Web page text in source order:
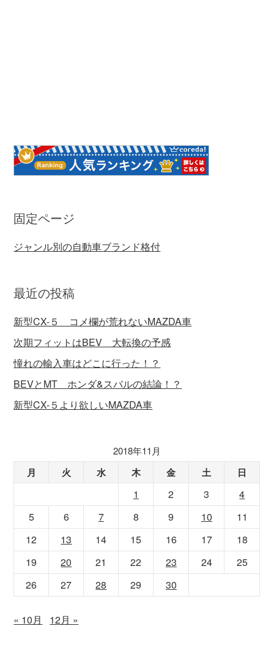
固定ページ
ジャンル別の自動車ブランド格付
最近の投稿
新型CX-５ コメ欄が荒れないMAZDA車
次期フィットはBEV 大転換の予感
憧れの輸入車はどこに行った！？
BEVとMT ホンダ&スバルの結論！？
新型CX-５より欲しいMAZDA車
2018年11月
月 火 水 木 金 土 日
1 2 3
4
5
6 7 8 9 10
11
12
13 14 15 16 17
18
19
20 21 22 23 24
25
26
27 28 29 30
« 10月 12月 »